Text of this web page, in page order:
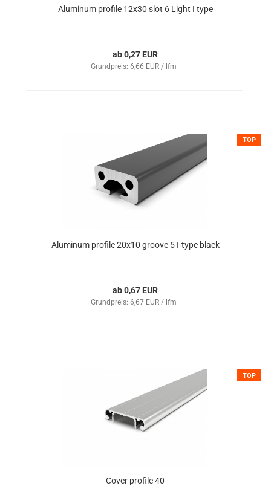
Aluminum profile 12x30 slot 6 Light I type
ab 0,27 EUR
Grundpreis: 6,66 EUR / lfm
TOP
Aluminum profile 20x10 groove 5 I-type black
ab 0,67 EUR
Grundpreis: 6,67 EUR / lfm
TOP
Cover profile 40